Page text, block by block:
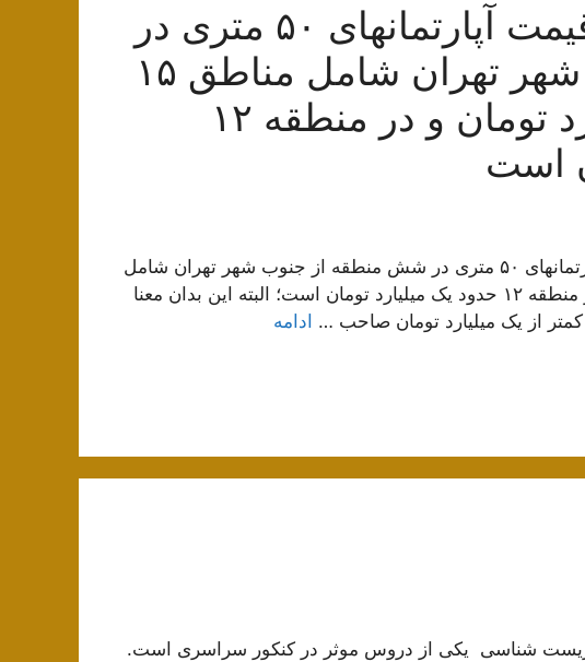
آذرماه ۱۴۰۰ متوسط قیمت آپارتمانهای ۵۰ متری در
شش منطقه از جنوب شهر تهران شامل مناطق ۱۵
تا ۲۰ کمتر از یک میلیارد تومان و در منطقه ۱۲
است
با توجه به آمار آذرماه ۱۴۰۰ متوسط قیمت آپارتمانهای ۵۰ متری در شش منطقه از جنوب شهر تهران شامل
مناطق ۱۵ تا ۲۰ کمتر از یک میلیارد تومان و در منطقه ۱۲ حدود یک میلیارد تومان است؛ البته این بدان معنا
از یک میلیارد تومان صاحب … ادامه
شناسی یکی از دروس موثر در کنکور سراسری است.